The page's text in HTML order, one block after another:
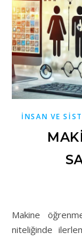
İNSAN VE
Makine öğrenmesi, son yıllarda birçok alanda devrim
niteliğinde